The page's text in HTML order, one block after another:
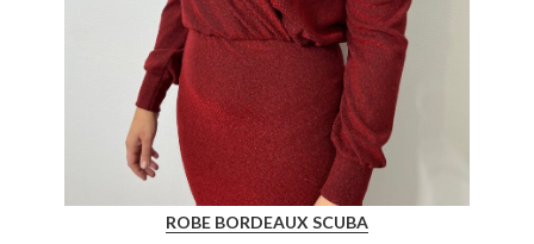
ROBE BORDEAUX SCUBA